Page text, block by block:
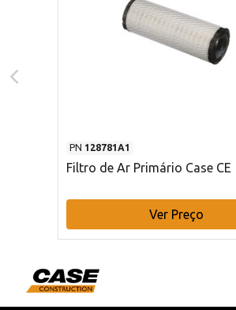
PN 128781A1
Filtro de Ar Primário Case CE
Ver Preço